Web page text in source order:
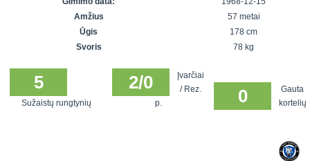
SFL rudens
Snaigės taurė
čempionatas
Vilnius
Amžius
57 metai
Ūgis
178 cm
Svoris
78 kg
5
Sužaistų rungtynių
2/0
Įvarčiai
/ Rez.
p.
0
Gauta
kortelių